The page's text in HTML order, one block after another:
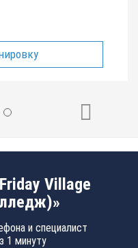
Village
и специалист
1 минуту